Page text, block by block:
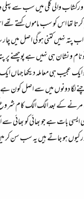
والی گلی میں سب سے پہلی
کرتا تھا اس کو سب ماموں
برگر کی قیمت 28 روپے تھی اب پتہ
نام و نشان ہی نہیں ہے پوچھنے
ایک عجیب ہی معاملہ دیکھا جہاں
لگا دونوں میں سے اصل کون ہے
کے بعد الگ الگ کام
ایسی بات ہے جو بھائی کو
ہو جاتے ہیں یہ سب سن کر